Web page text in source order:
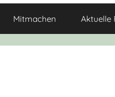
Mitmachen Aktuelle